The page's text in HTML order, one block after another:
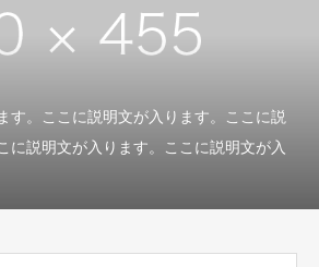
す。ここに説明文が入ります。ここに説
に説明文が入ります。ここに説明文が入